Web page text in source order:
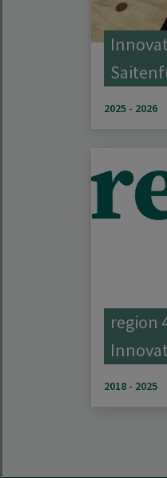
2025 - 2026
region
2018 - 2025